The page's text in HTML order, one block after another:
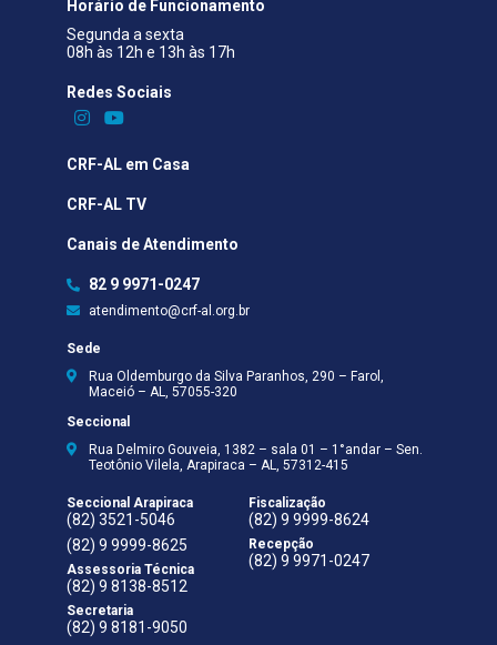
Horário de Funcionamento
Segunda a sexta
08h às 12h e 13h às 17h
Redes Sociais​
CRF-AL em Casa
CRF-AL TV
Canais de Atendimento
82 9 9971-0247
atendimento@crf-al.org.br
Sede
Rua Oldemburgo da Silva Paranhos, 290 – Farol,
Maceió – AL, 57055-320
Seccional
Rua Delmiro Gouveia, 1382 – sala 01 – 1°andar – Sen.
Teotônio Vilela, Arapiraca – AL, 57312-415
Seccional Arapiraca
(82) 3521-5046
(82) 9 9999-8625
Assessoria Técnica
(82) 9 8138-8512
Secretaria
(82) 9 8181-9050
Fiscalização
(82) 9 9999-8624
Recepção
(82) 9 9971-0247